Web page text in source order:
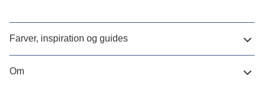
Farver, inspiration og guides
Om